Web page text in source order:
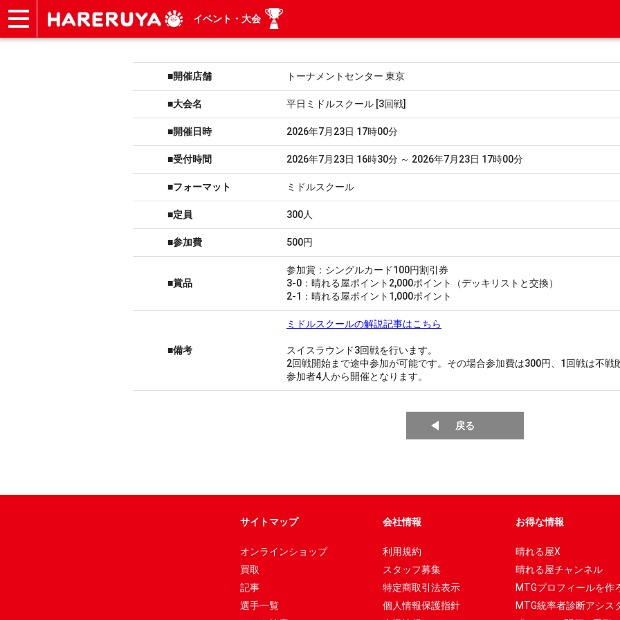
イベント・大会
■開催店舗 トーナメントセンター 東京
■大会名 平日ミドルスクール [3回戦]
■開催日時 2026年7月23日 17時00分
■受付時間 2026年7月23日 16時30分 ～ 2026年7月23日 17時00分
■フォーマット ミドルスクール
■定員 300人
■参加費 500円
■賞品
参加賞：シングルカード100円割引券
3-0：晴れる屋ポイント2,000ポイント（デッキリストと交換）
2-1：晴れる屋ポイント1,000ポイント
■備考
ミドルスクールの解説記事はこちら
スイスラウンド3回戦を行います。
2回戦開始まで途中参加が可能です。その場合参加費は300円、1回戦は不戦
参加者4人から開催となります。
戻る
サイトマップ
オンラインショップ
買取
記事
選手一覧
会社情報
利用規約
スタッフ募集
特定商取引法表示
個人情報保護指針
お得な情報
晴れる屋X
晴れる屋チャンネル
MTGプロフィールを作
MTG統率者診断アシス